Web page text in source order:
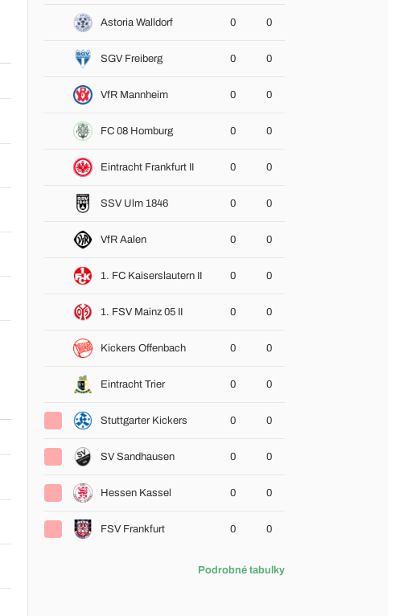
Astoria Walldorf 0 0
SGV Freiberg 0 0
VfR Mannheim 0 0
FC 08 Homburg 0 0
Eintracht Frankfurt II 0 0
SSV Ulm 1846 0 0
VfR Aalen 0 0
1. FC Kaiserslautern II 0 0
1. FSV Mainz 05 II 0 0
Kickers Offenbach 0 0
Eintracht Trier 0 0
Stuttgarter Kickers 0 0
SV Sandhausen 0 0
Hessen Kassel 0 0
FSV Frankfurt 0 0
Podrobné tabulky